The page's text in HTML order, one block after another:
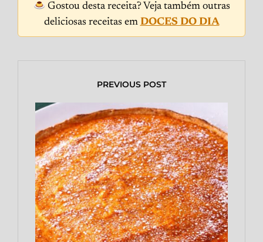
Gostou desta receita? Veja também outras
deliciosas receitas em DOCES DO DIA
PREVIOUS POST